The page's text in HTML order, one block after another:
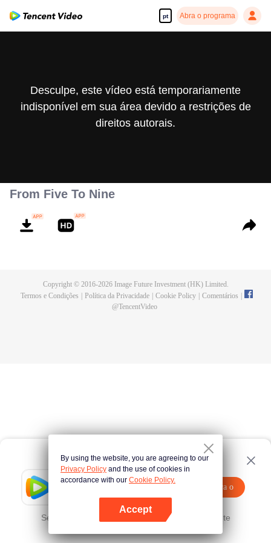
pt Abra o programa
Tencent Video
Abra o
Se falhar, por favor Clique aqui tente novamente
Abra o programa
Desculpe, este vídeo está temporariamente
indisponível em sua área devido a restrições de
direitos autorais.
From Five To Nine
Copyright © 2016-2026Image Future Investment (HK) Limited.
Termos e Condições
Política da Privacidade Cookie Policy Comentários
@TencentVideo
By using the website, you are agreeing to our
Privacy Policy and the use of cookies in
accordance with our Cookie Policy.
Accept